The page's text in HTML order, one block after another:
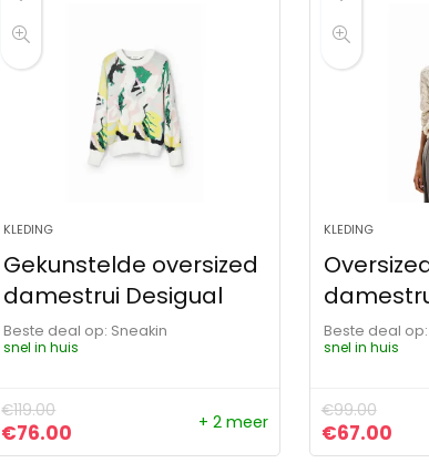
KLEDING
Gekunstelde oversized
damestrui Desigual
Beste deal op:
Sneakin
snel in huis
€119.00
Oorspronkelijke prijs was: €119.00.
€76.00 Huidige prijs is: €76.00.
+ 2 meer
KLEDING
Beste deal op:
snel in huis
€99.00
€67.00